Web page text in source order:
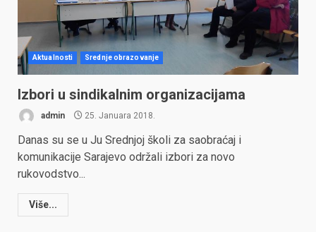
Aktualnosti Srednje obrazovanje
Izbori u sindikalnim organizacijama
admin 25. Januara 2018.
Danas su se u Ju Srednjoj školi za saobraćaj i
komunikacije Sarajevo održali izbori za novo
rukovodstvo...
Više...